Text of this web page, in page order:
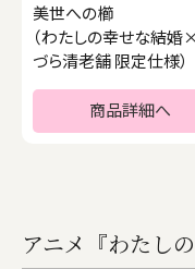
美世への櫛
（わたしの幸せな結
づら清老舗 限定仕様）
商品詳細へ
アニメ『わたし